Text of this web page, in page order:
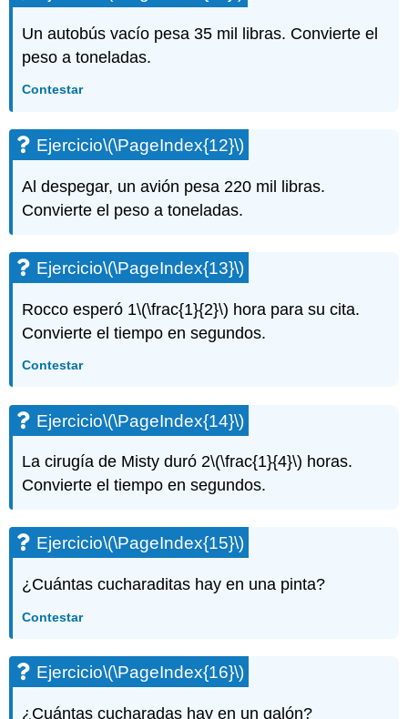
Ejercicio\
(\PageIndex{39}\)
(\PageIndex{40}\)
Ejercicio\
(\PageIndex{42}\)
(\PageIndex{43}\)
Ejercicio\
(\PageIndex{44}\)
(\PageIndex{45}\)
Ejercicio\
(\PageIndex{46}\)
Ejercicio\
(\PageIndex{47}\)
Ejercicio\
(\PageIndex{49}\)
(\PageIndex{50}\)
Ejercicio\
(\PageIndex{52}\)
Ejercicio\
(\PageIndex{53}\)
(\PageIndex{55}\)
Ejercicio\
Un autobús vacío pesa 35 mil libras. Convierte el
peso a toneladas.
Contestar
Ejercicio\(\PageIndex{12}\)
Al despegar, un avión pesa 220 mil libras.
Convierte el peso a toneladas.
Ejercicio\(\PageIndex{13}\)
Rocco esperó 1\(\frac{1}{2}\) hora para su cita.
Convierte el tiempo en segundos.
Contestar
Ejercicio\(\PageIndex{14}\)
La cirugía de Misty duró 2\(\frac{1}{4}\) horas.
Convierte el tiempo en segundos.
Ejercicio\(\PageIndex{15}\)
¿Cuántas cucharaditas hay en una pinta?
Contestar
Ejercicio\(\PageIndex{16}\)
¿Cuántas cucharadas hay en un galón?